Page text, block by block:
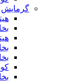
گرمایش